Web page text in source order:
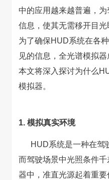
中的应用越来越普遍，
信息，使其无需移开目光
为了确保HUD系统在各
见的信息，全光谱模拟
本文将深入探讨为什么
模拟器。
1. 模拟真实环境
HUD系统是一种在驾
而驾驶场景中光照条件
器中，准直光源起着重